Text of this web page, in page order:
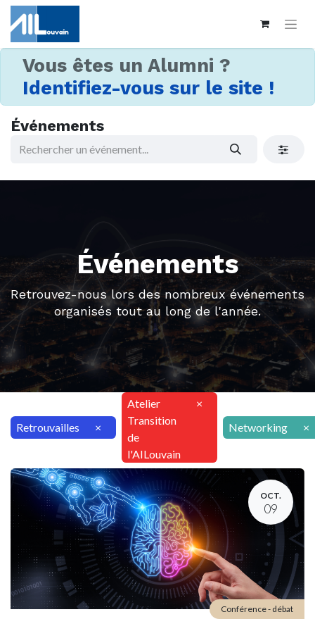
Vous êtes un Alumni ?
Identifiez-vous sur le site !
Événements
Événements
Retrouvez-nous lors des nombreux événements
organisés tout au long de l'année.
Retrouvailles ×
Atelier
Transition
de
l'AILouvain
×
Networking
×
OCT.
09
Conférence - débat